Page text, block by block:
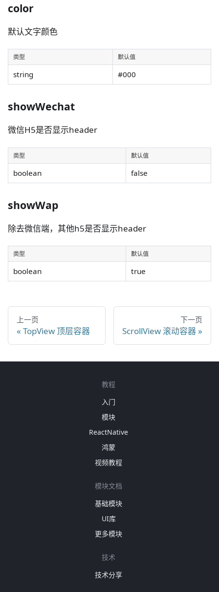
color
默认文字颜色
类型 默认值
string #000
showWechat
微信H5是否显示header
类型 默认值
boolean false
showWap
除去微信端，其他h5是否显示header
类型 默认值
boolean true
上一页
TopView 顶层容器
下一页
ScrollView 滚动容器
教程
入门
模块
ReactNative
鸿蒙
视频教程
模块文档
基础模块
UI库
更多模块
技术
技术分享